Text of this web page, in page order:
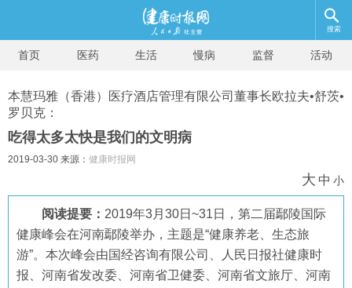
搜索
首页 医药 生活 慢病 监督 活动
本慧玛雅（香港）医疗酒店管理有限公司董事长欧拉夫•舒茨•
罗贝克：
吃得太多太快是我们的文明病
2019-03-30 来源： 健康时报网
大 中 小
阅读提要： 2019年3月30日~31日，第二届鄢陵国际
健康峰会在河南鄢陵举办，主题是“健康养老、生态旅
游”。本次峰会由国经咨询有限公司、人民日报社健康时
报、河南省发改委、河南省卫健委、河南省文旅厅、河南